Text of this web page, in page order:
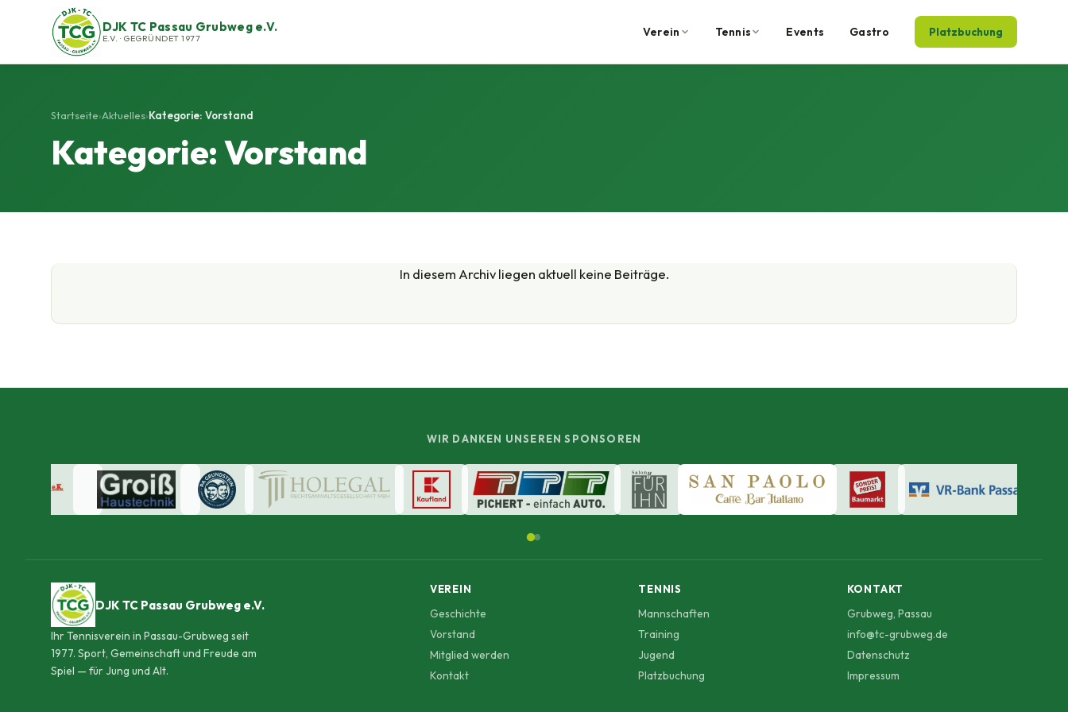
DJK TC Passau Grubweg e.V.
E.V. · GEGRÜNDET 1977 Verein Tennis Events Gastro Platzbuchung
Startseite›Aktuelles›Kategorie: Vorstand
Kategorie: Vorstand
In diesem Archiv liegen aktuell keine Beiträge.
WIR DANKEN UNSEREN SPONSOREN
DJK TC Passau Grubweg e.V.
Ihr Tennisverein in Passau-Grubweg seit
1977. Sport, Gemeinschaft und Freude am
Spiel — für Jung und Alt.
VEREIN
Geschichte
Vorstand
Mitglied werden
Kontakt
TENNIS
Mannschaften
Training
Jugend
Platzbuchung
KONTAKT
Grubweg, Passau
info@tc-grubweg.de
Datenschutz
Impressum